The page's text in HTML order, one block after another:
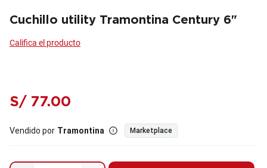
Cuchillo utility Tramontina Century 6"
S/ 77.00
Vendido por Tramontina Marketplace
4. apple